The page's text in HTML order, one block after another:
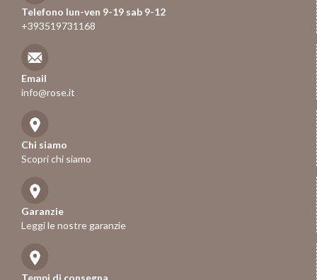
Telefono lun-ven 9-19 sab 9-12
+393519731168
Email
info@rose.it
Chi siamo
Scopri chi siamo
Garanzie
Leggi le nostre garanzie
Tempi di consegna